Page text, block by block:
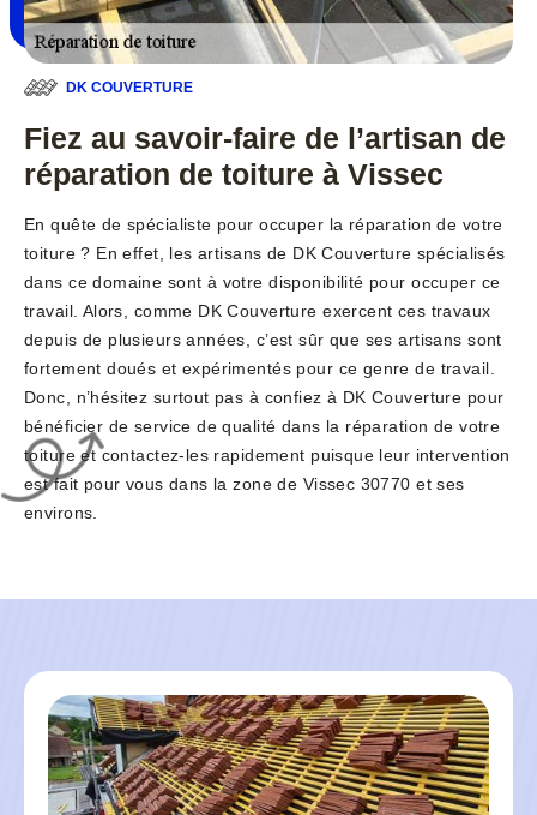
DK COUVERTURE
Fiez au savoir-faire de l’artisan de
réparation de toiture à Vissec
En quête de spécialiste pour occuper la réparation de votre
toiture ? En effet, les artisans de DK Couverture spécialisés
dans ce domaine sont à votre disponibilité pour occuper ce
travail. Alors, comme DK Couverture exercent ces travaux
depuis de plusieurs années, c’est sûr que ses artisans sont
fortement doués et expérimentés pour ce genre de travail.
Donc, n’hésitez surtout pas à confiez à DK Couverture pour
bénéficier de service de qualité dans la réparation de votre
toiture et contactez-les rapidement puisque leur intervention
est fait pour vous dans la zone de Vissec 30770 et ses
environs.